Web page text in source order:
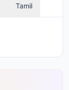
Tamil